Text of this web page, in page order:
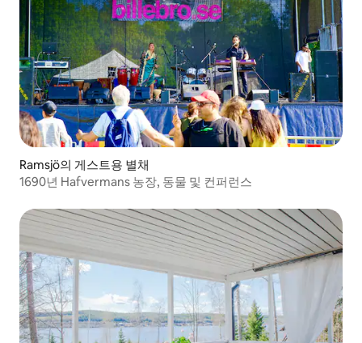
Ramsjö의 게스트용 별채
1690년 Hafvermans 농장, 동물 및 컨퍼런스